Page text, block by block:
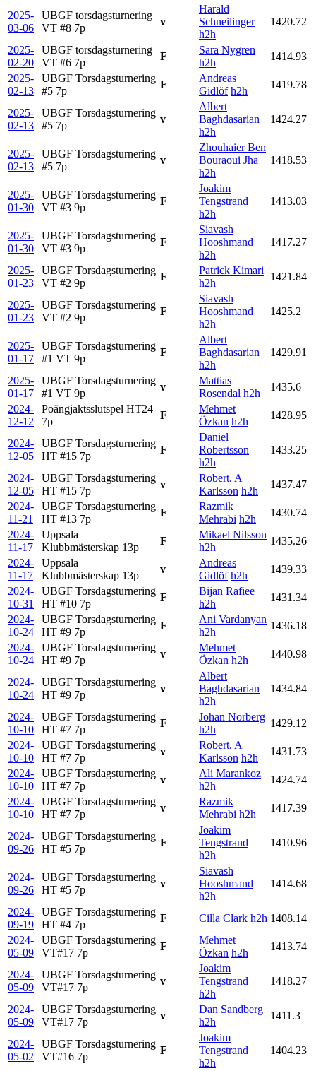
2025-
03-06
UBGF torsdagsturnering
VT #8 7p
v
Harald
Schneilinger
h2h
1420.72
2025-
02-20
UBGF torsdagsturnering
VT #6 7p
F
Sara Nygren
h2h
1414.93
2025-
02-13
UBGF Torsdagsturnering
#5 7p
F
Andreas
Gidlöf h2h
1419.78
2025-
02-13
UBGF Torsdagsturnering
#5 7p
v
Albert
Baghdasarian
h2h
1424.27
2025-
02-13
UBGF Torsdagsturnering
#5 7p
v
Zhouhaier Ben
Bouraoui Jha
h2h
1418.53
2025-
01-30
UBGF Torsdagsturnering
VT #3 9p
F
Joakim
Tengstrand
h2h
1413.03
2025-
01-30
UBGF Torsdagsturnering
VT #3 9p
F
Siavash
Hooshmand
h2h
1417.27
2025-
01-23
UBGF Torsdagsturnering
VT #2 9p
F
Patrick Kimari
h2h
1421.84
2025-
01-23
UBGF Torsdagsturnering
VT #2 9p
F
Siavash
Hooshmand
h2h
1425.2
2025-
01-17
UBGF Torsdagsturnering
#1 VT 9p
F
Albert
Baghdasarian
h2h
1429.91
2025-
01-17
UBGF Torsdagsturnering
#1 VT 9p
v
Mattias
Rosendal h2h
1435.6
2024-
12-12
Poängjaktsslutspel HT24
7p
F
Mehmet
Özkan h2h
1428.95
2024-
12-05
UBGF Torsdagsturnering
HT #15 7p
F
Daniel
Robertsson
h2h
1433.25
2024-
12-05
UBGF Torsdagsturnering
HT #15 7p
v
Robert. A
Karlsson h2h
1437.47
2024-
11-21
UBGF Torsdagsturnering
HT #13 7p
F
Razmik
Mehrabi h2h
1430.74
2024-
11-17
Uppsala
Klubbmästerskap 13p
F
Mikael Nilsson
h2h
1435.26
2024-
11-17
Uppsala
Klubbmästerskap 13p
v
Andreas
Gidlöf h2h
1439.33
2024-
10-31
UBGF Torsdagsturnering
HT #10 7p
F
Bijan Rafiee
h2h
1431.34
2024-
10-24
UBGF Torsdagsturnering
HT #9 7p
F
Ani Vardanyan
h2h
1436.18
2024-
10-24
UBGF Torsdagsturnering
HT #9 7p
v
Mehmet
Özkan h2h
1440.98
2024-
10-24
UBGF Torsdagsturnering
HT #9 7p
v
Albert
Baghdasarian
h2h
1434.84
2024-
10-10
UBGF Torsdagsturnering
HT #7 7p
F
Johan Norberg
h2h
1429.12
2024-
10-10
UBGF Torsdagsturnering
HT #7 7p
v
Robert. A
Karlsson h2h
1431.73
2024-
10-10
UBGF Torsdagsturnering
HT #7 7p
v
Ali Marankoz
h2h
1424.74
2024-
10-10
UBGF Torsdagsturnering
HT #7 7p
v
Razmik
Mehrabi h2h
1417.39
2024-
09-26
UBGF Torsdagsturnering
HT #5 7p
F
Joakim
Tengstrand
h2h
1410.96
2024-
09-26
UBGF Torsdagsturnering
HT #5 7p
v
Siavash
Hooshmand
h2h
1414.68
2024-
09-19
UBGF Torsdagsturnering
HT #4 7p
F Cilla Clark h2h 1408.14
2024-
05-09
UBGF Torsdagsturnering
VT#17 7p
F
Mehmet
Özkan h2h
1413.74
2024-
05-09
UBGF Torsdagsturnering
VT#17 7p
v
Joakim
Tengstrand
h2h
1418.27
2024-
05-09
UBGF Torsdagsturnering
VT#17 7p
v
Dan Sandberg
h2h
1411.3
2024-
05-02
UBGF Torsdagsturnering
VT#16 7p
F
Joakim
Tengstrand
h2h
1404.23